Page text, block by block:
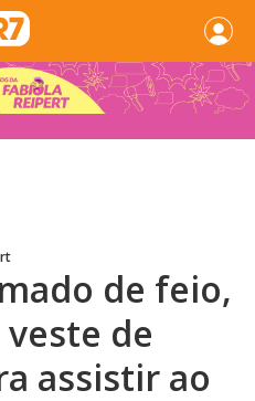
de feio,
veste de
assistir ao